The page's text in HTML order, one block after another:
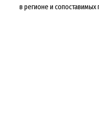
в регионе и сопоставимых